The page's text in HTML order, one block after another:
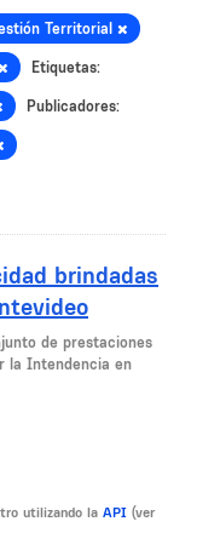
Territorial
Etiquetas:
Publicadores:
brindadas
de prestaciones
la Intendencia en
utilizando la API (ver